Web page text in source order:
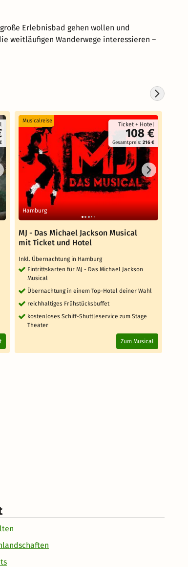
Erlebnisbad gehen wollen und
weitläufigen Wanderwege interessieren –
Ticket + Hotel
108 €
Gesamtpreis: 216 €
Musicalreise
Hamburg
MJ - Das Michael Jackson Musical
mit Ticket und Hotel
Inkl. Übernachtung in Hamburg
Eintrittskarten für MJ - Das Michael Jackson
Musical
Übernachtung in einem Top-Hotel deiner Wahl
reichhaltiges Frühstücksbuffet
kostenloses Schiff-Shuttleservice zum Stage
Theater
Zum Musical